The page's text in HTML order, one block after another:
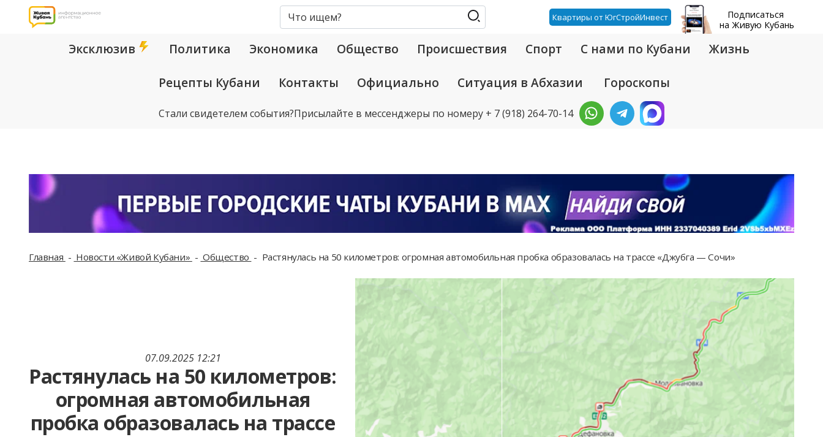
Квартиры от ЮгСтройИнвест
Подписаться
на Живую Кубань
Эксклюзив Политика Экономика Общество Происшествия Спорт С нами по Кубани Жизнь
Рецепты Кубани Контакты Официально Ситуация в Абхазии Гороскопы
Стали свидетелем события?Присылайте в мессенджеры по номеру + 7 (918) 264-70-14
Главная Новости «Живой Кубани» Общество Растянулась на 50 километров: огромная автомобильная пробка образовалась на трассе «Джубга — Сочи»
07.09.2025 12:21
Растянулась на 50 километров:
огромная автомобильная
пробка образовалась на трассе